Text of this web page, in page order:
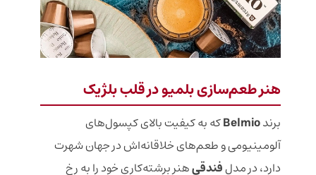
هنر طعم‌سازی بلمیو در قلب بلژیک
برندBelmioکه به کیفیت بالای کپسول‌های
آلومینیومی و طعم‌های خلاقانه‌اش در جهان شهرت
دارد، در مدلفندقیهنر برشته‌کاری خود را به رخ